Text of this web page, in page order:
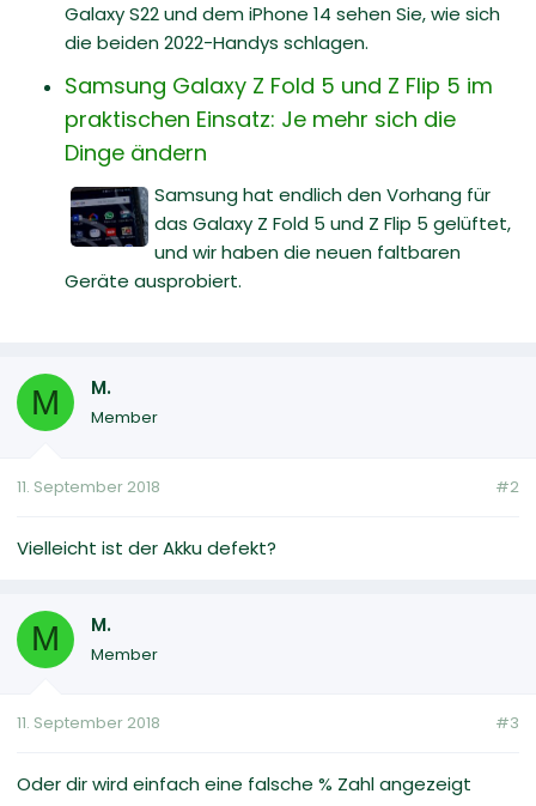
Galaxy S22 und dem iPhone 14 sehen Sie, wie sich
die beiden 2022-Handys schlagen.
Samsung Galaxy Z Fold 5 und Z Flip 5 im
praktischen Einsatz: Je mehr sich die
Dinge ändern
Samsung hat endlich den Vorhang für
das Galaxy Z Fold 5 und Z Flip 5 gelüftet,
und wir haben die neuen faltbaren
Geräte ausprobiert.
M M.
Member
11. September 2018 #2
Vielleicht ist der Akku defekt?
M M.
Member
11. September 2018 #3
Oder dir wird einfach eine falsche % Zahl angezeigt